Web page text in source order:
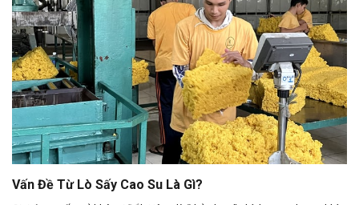
Vấn Đề Từ Lò Sấy Cao Su Là Gì?